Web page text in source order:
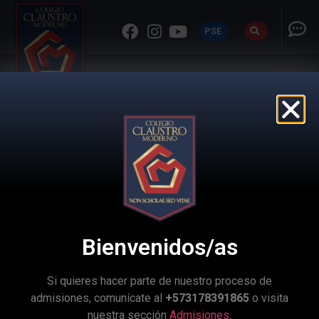
PSE
Grandes Eventos
Grandes Eventos
Bienvenidos/as
Si quieres hacer parte de nuestro proceso de
admisiones, comunícate al +573178391865 o visita
nuestra sección Admisiones.